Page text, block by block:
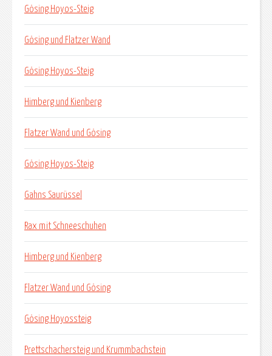
Gösing Hoyos-Steig
Gösing und Flatzer Wand
Gösing Hoyos-Steig
Himberg und Kienberg
Flatzer Wand und Gösing
Gösing Hoyos-Steig
Gahns Saurüssel
Rax mit Schneeschuhen
Himberg und Kienberg
Flatzer Wand und Gösing
Gösing Hoyossteig
Prettschachersteig und Krummbachstein